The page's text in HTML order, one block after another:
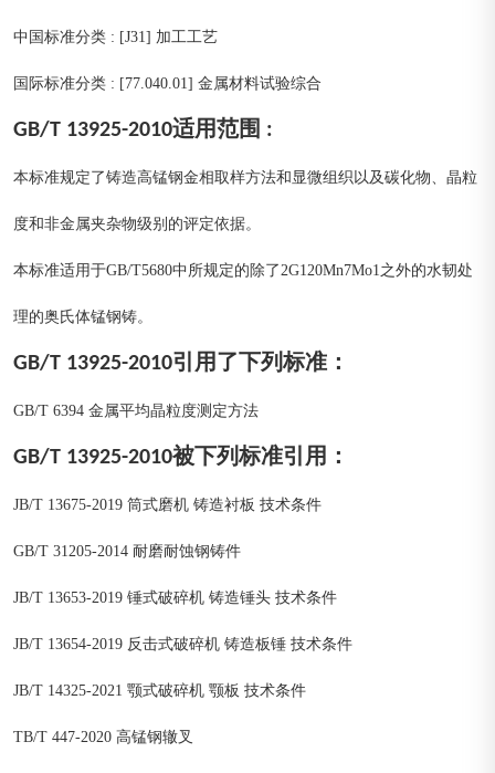
中国标准分类 : [J31] 加工工艺
国际标准分类 : [77.040.01] 金属材料试验综合
GB/T 13925-2010适用范围 :
本标准规定了铸造高锰钢金相取样方法和显微组织以及碳化物、晶粒
度和非金属夹杂物级别的评定依据。
本标准适用于GB/T5680中所规定的除了2G120Mn7Mo1之外的水韧处
理的奥氏体锰钢铸。
GB/T 13925-2010引用了下列标准：
GB/T 6394 金属平均晶粒度测定方法
GB/T 13925-2010被下列标准引用：
JB/T 13675-2019 筒式磨机 铸造衬板 技术条件
GB/T 31205-2014 耐磨耐蚀钢铸件
JB/T 13653-2019 锤式破碎机 铸造锤头 技术条件
JB/T 13654-2019 反击式破碎机 铸造板锤 技术条件
JB/T 14325-2021 颚式破碎机 颚板 技术条件
TB/T 447-2020 高锰钢辙叉